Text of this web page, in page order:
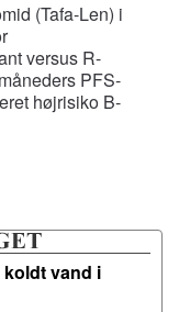
(Tafa-Len) i
versus R-
PFS-
højrisiko B-
vand i